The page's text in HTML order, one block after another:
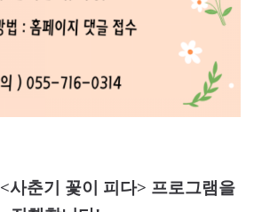
<사춘기 꽃이 피다> 프로그램을